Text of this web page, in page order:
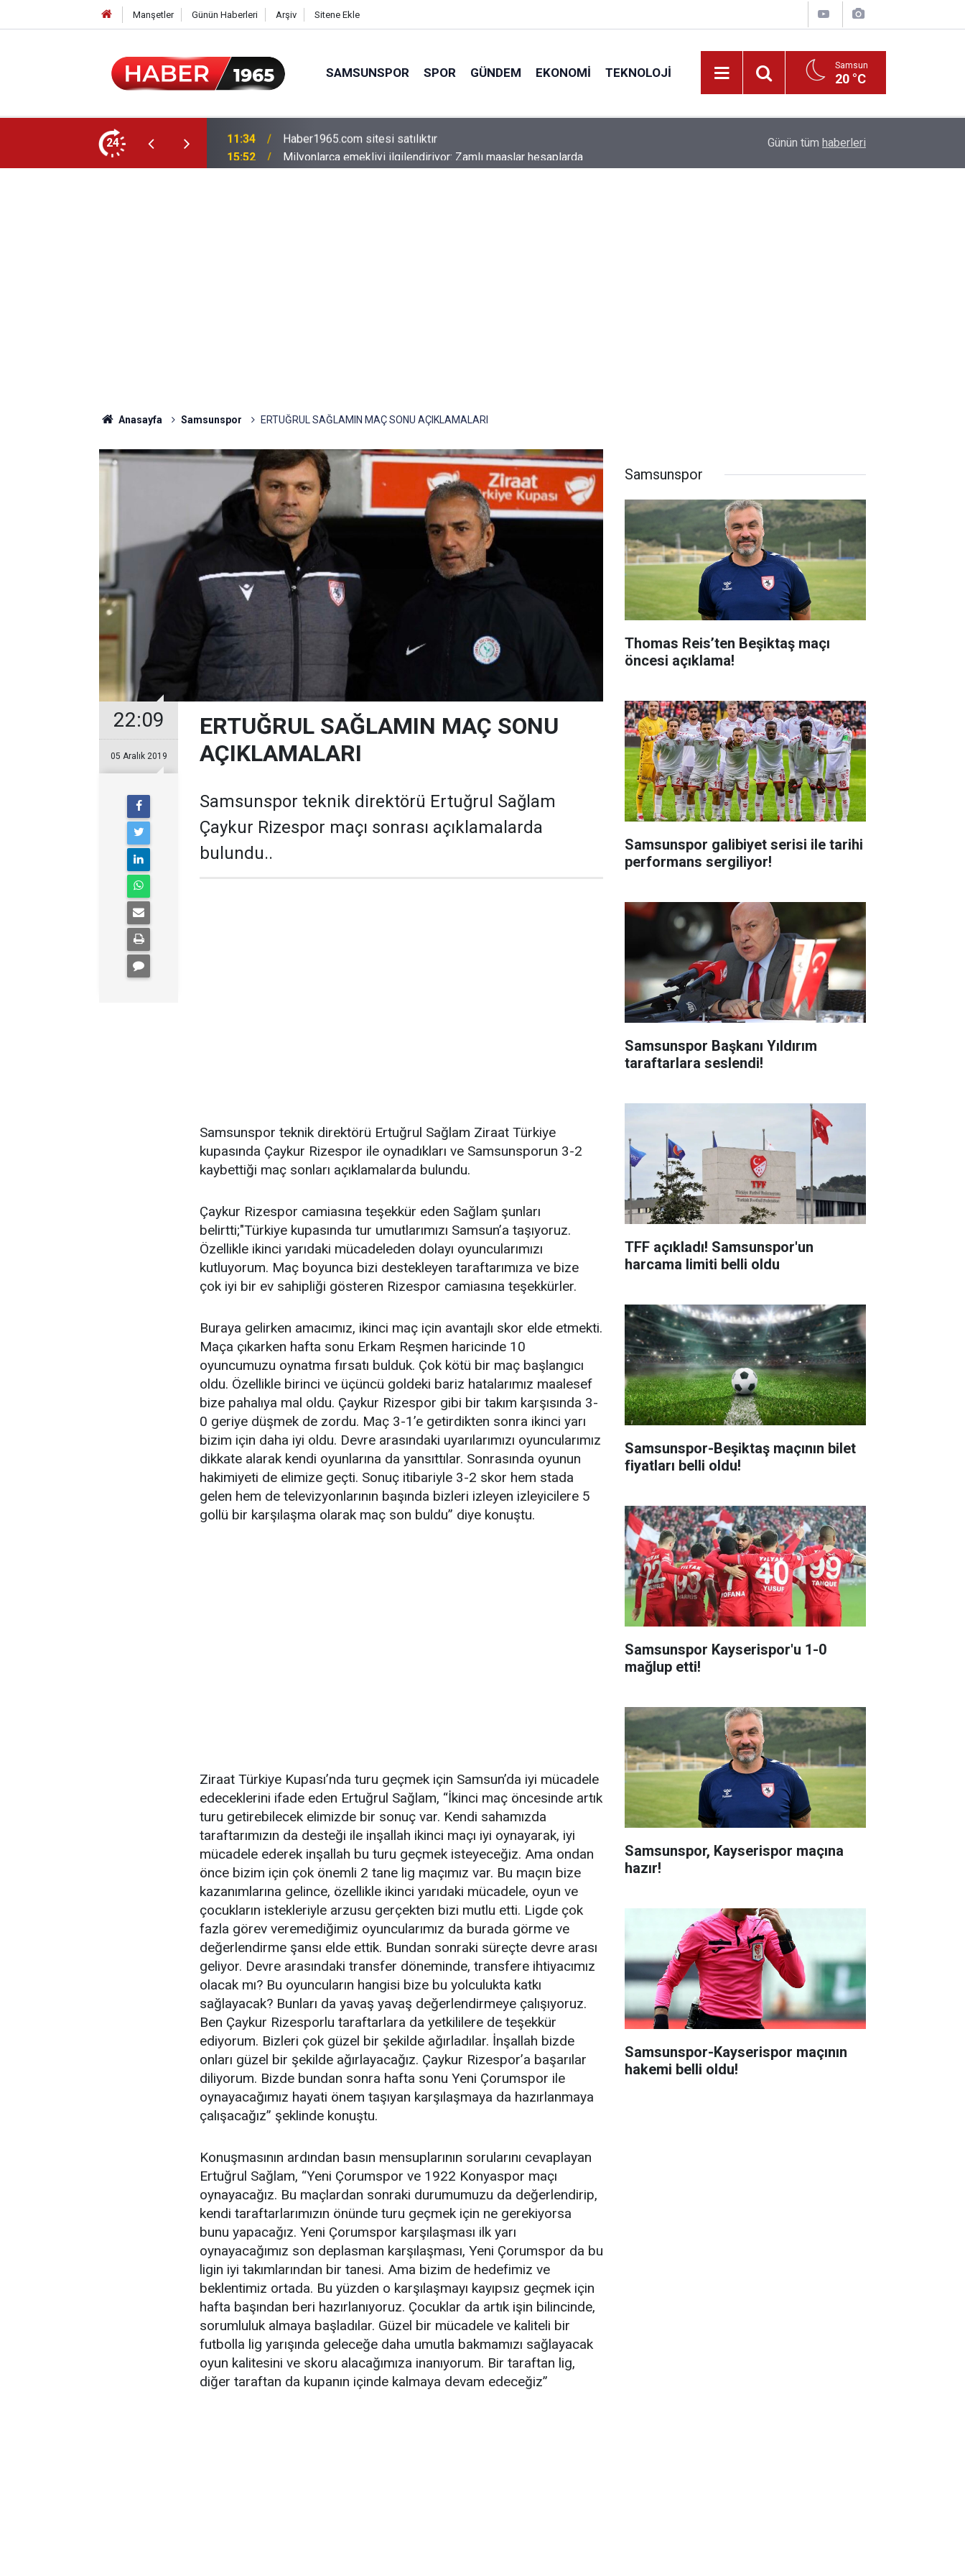
Manşetler Günün Haberleri Arşiv Sitene Ekle
SAMSUNSPOR SPOR GÜNDEM EKONOMI TEKNOLOJI Samsun
20 °C
24 15:52 Milyonlarca emekliyi ilgilendiriyor: Zamlı maaşlar hesaplarda Fahiş fiyatlar nedeniyle işletmelere 101 milyon
Günün tüm haberleri
Anasayfa Samsunspor ERTUĞRUL SAĞLAMIN MAÇ SONU AÇIKLAMALARI
22:09
05 Aralık 2019
ERTUĞRUL SAĞLAMIN MAÇ SONU
AÇIKLAMALARI
Samsunspor teknik direktörü Ertuğrul Sağlam
Çaykur Rizespor maçı sonrası açıklamalarda
bulundu..
Samsunspor teknik direktörü Ertuğrul Sağlam Ziraat Türkiye
kupasında Çaykur Rizespor ile oynadıkları ve Samsunsporun 3-2
kaybettiği maç sonları açıklamalarda bulundu.
Çaykur Rizespor camiasına teşekkür eden Sağlam şunları
belirtti;"Türkiye kupasında tur umutlarımızı Samsun’a taşıyoruz.
Özellikle ikinci yarıdaki mücadeleden dolayı oyuncularımızı
kutluyorum. Maç boyunca bizi destekleyen taraftarımıza ve bize
çok iyi bir ev sahipliği gösteren Rizespor camiasına teşekkürler.
Buraya gelirken amacımız, ikinci maç için avantajlı skor elde etmekti.
Maça çıkarken hafta sonu Erkam Reşmen haricinde 10
oyuncumuzu oynatma fırsatı bulduk. Çok kötü bir maç başlangıcı
oldu. Özellikle birinci ve üçüncü goldeki bariz hatalarımız maalesef
bize pahalıya mal oldu. Çaykur Rizespor gibi bir takım karşısında 3-
0 geriye düşmek de zordu. Maç 3-1’e getirdikten sonra ikinci yarı
bizim için daha iyi oldu. Devre arasındaki uyarılarımızı oyuncularımız
dikkate alarak kendi oyunlarına da yansıttılar. Sonrasında oyunun
hakimiyeti de elimize geçti. Sonuç itibariyle 3-2 skor hem stada
gelen hem de televizyonlarının başında bizleri izleyen izleyicilere 5
gollü bir karşılaşma olarak maç son buldu” diye konuştu.
Ziraat Türkiye Kupası’nda turu geçmek için Samsun’da iyi mücadele
edeceklerini ifade eden Ertuğrul Sağlam, “İkinci maç öncesinde artık
turu getirebilecek elimizde bir sonuç var. Kendi sahamızda
taraftarımızın da desteği ile inşallah ikinci maçı iyi oynayarak, iyi
mücadele ederek inşallah bu turu geçmek isteyeceğiz. Ama ondan
önce bizim için çok önemli 2 tane lig maçımız var. Bu maçın bize
kazanımlarına gelince, özellikle ikinci yarıdaki mücadele, oyun ve
çocukların istekleriyle arzusu gerçekten bizi mutlu etti. Ligde çok
fazla görev veremediğimiz oyuncularımız da burada görme ve
değerlendirme şansı elde ettik. Bundan sonraki süreçte devre arası
geliyor. Devre arasındaki transfer döneminde, transfere ihtiyacımız
olacak mı? Bu oyuncuların hangisi bize bu yolculukta katkı
sağlayacak? Bunları da yavaş yavaş değerlendirmeye çalışıyoruz.
Ben Çaykur Rizesporlu taraftarlara da yetkililere de teşekkür
ediyorum. Bizleri çok güzel bir şekilde ağırladılar. İnşallah bizde
onları güzel bir şekilde ağırlayacağız. Çaykur Rizespor’a başarılar
diliyorum. Bizde bundan sonra hafta sonu Yeni Çorumspor ile
oynayacağımız hayati önem taşıyan karşılaşmaya da hazırlanmaya
çalışacağız” şeklinde konuştu.
Konuşmasının ardından basın mensuplarının sorularını cevaplayan
Ertuğrul Sağlam, “Yeni Çorumspor ve 1922 Konyaspor maçı
oynayacağız. Bu maçlardan sonraki durumumuzu da değerlendirip,
kendi taraftarlarımızın önünde turu geçmek için ne gerekiyorsa
bunu yapacağız. Yeni Çorumspor karşılaşması ilk yarı
oynayacağımız son deplasman karşılaşması, Yeni Çorumspor da bu
ligin iyi takımlarından bir tanesi. Ama bizim de hedefimiz ve
beklentimiz ortada. Bu yüzden o karşılaşmayı kayıpsız geçmek için
hafta başından beri hazırlanıyoruz. Çocuklar da artık işin bilincinde,
sorumluluk almaya başladılar. Güzel bir mücadele ve kaliteli bir
futbolla lig yarışında geleceğe daha umutla bakmamızı sağlayacak
oyun kalitesini ve skoru alacağımıza inanıyorum. Bir taraftan lig,
diğer taraftan da kupanın içinde kalmaya devam edeceğiz”
Samsunspor
Thomas Reis’ten Beşiktaş maçı
öncesi açıklama!
Samsunspor galibiyet serisi ile tarihi
performans sergiliyor!
Samsunspor Başkanı Yıldırım
taraftarlara seslendi!
TFF açıkladı! Samsunspor'un
harcama limiti belli oldu
Samsunspor-Beşiktaş maçının bilet
fiyatları belli oldu!
Samsunspor Kayserispor'u 1-0
mağlup etti!
Samsunspor, Kayserispor maçına
hazır!
Samsunspor-Kayserispor maçının
hakemi belli oldu!